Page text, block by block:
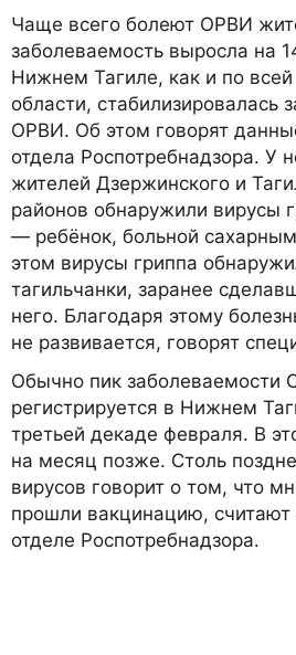
Чаще всего болеют ОРВИ
заболеваемость выросла на
Нижнем Тагиле, как и по
области, стабилизировалась
ОРВИ. Об этом говорят
отдела Роспотребнадзора. У
жителей Дзержинского и
районов обнаружили вирусы
— ребёнок, больной
этом вирусы гриппа
тагильчанки, заранее
него. Благодаря этому
не развивается, говорят
Обычно пик заболеваемости
регистрируется в Нижнем
третьей декаде февраля. В
на месяц позже. Столь
вирусов говорит о том, что
прошли вакцинацию, считают
отделе Роспотребнадзора.